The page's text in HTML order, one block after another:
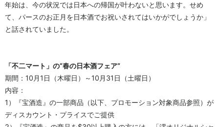
年始は、今の状況では日本への帰国が叶わないと思います。せめ
て、パースのお正月を日本酒でお祝いされてはいかがでしょうか」
と話されていました。
「不二マート」の“春の日本酒フェア”
期間：10月1日（木曜日）～10月31日（土曜日）
内容：
1）『宝酒造』の一部商品（以下、プロモーション対象商品参照）が
ディスカウント・プライスでご提供